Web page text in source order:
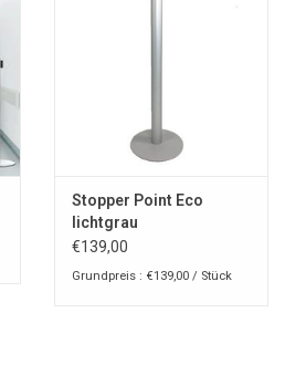
Stopper Point Eco
lichtgrau
€139,00
Grundpreis : €139,00 / Stück